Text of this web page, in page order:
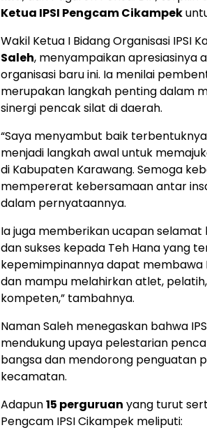
Ketua IPSI Pengcam Cikampek
Wakil Ketua I Bidang Organisasi IPSI
Saleh, menyampaikan apresiasinya
organisasi baru ini. Ia menilai
merupakan langkah penting dalam
sinergi pencak silat di daerah.
“Saya menyambut baik
menjadi langkah awal untuk
di Kabupaten Karawang. Semoga
mempererat kebersamaan antar
dalam pernyataannya.
Ia juga memberikan ucapan selamat
dan sukses kepada Teh Hana yang
kepemimpinannya dapat membawa
dan mampu melahirkan atlet,
kompeten,” tambahnya.
Naman Saleh menegaskan bahwa
mendukung upaya pelestarian
bangsa dan mendorong penguatan
kecamatan.
Adapun15 perguruan yang turut
Pengcam IPSI Cikampek meliputi: